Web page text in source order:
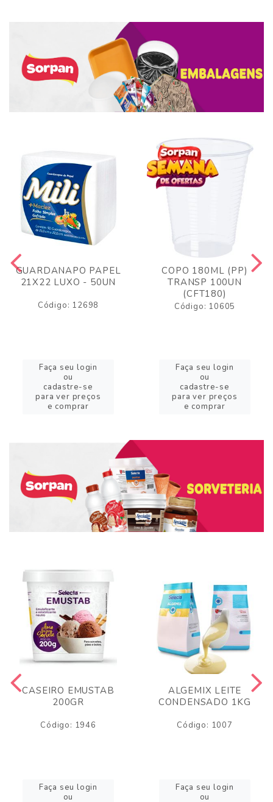
GUARDANAPO PAPEL
21X22 LUXO - 50UN
Código: 12698
Faça seu login
ou
cadastre-se
para ver preços
e comprar
COPO 180ML (PP)
TRANSP 100UN
(CFT180)
Código: 10605
Faça seu login
ou
cadastre-se
para ver preços
e comprar
CASEIRO EMUSTAB
200GR
Código: 1946
Faça seu login
ou
ALGEMIX LEITE
CONDENSADO 1KG
Código: 1007
Faça seu login
ou